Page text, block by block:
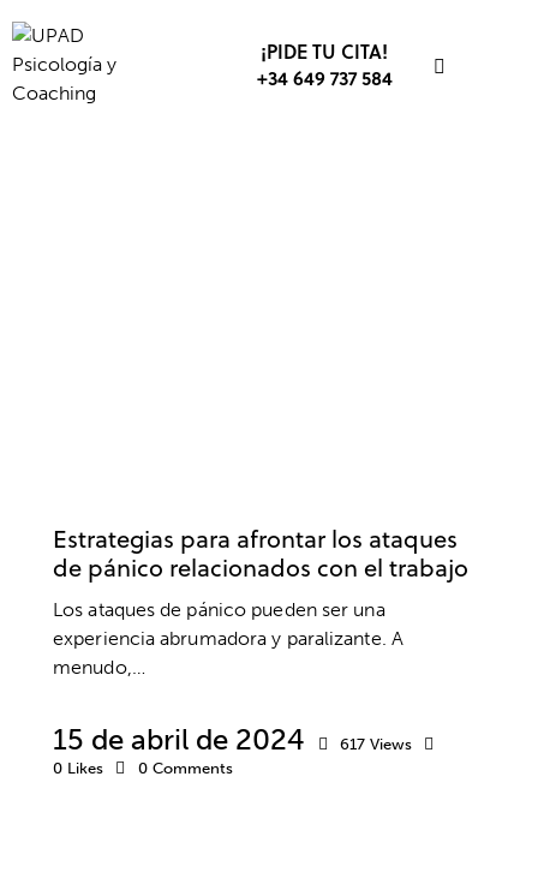
¡PIDE TU CITA!
+34 649 737 584
Estrategias para afrontar los ataques
de pánico relacionados con el trabajo
Los ataques de pánico pueden ser una
experiencia abrumadora y paralizante. A
menudo,…
15 de abril de 2024 617 Views
0 Likes 0 Comments